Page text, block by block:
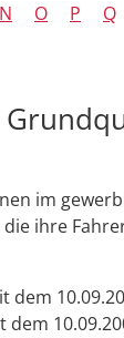
N O P Q
im
ihre
dem
dem